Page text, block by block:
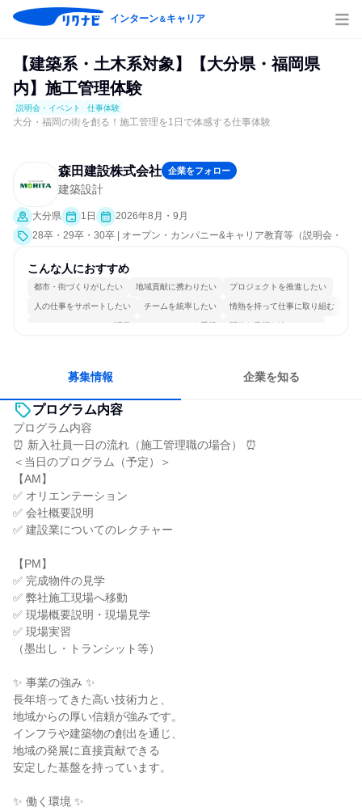
インターン＆キャリア
【建築系・土木系対象】【大分県・福岡県
内】施工管理体験
説明会・イベント 仕事体験
大分・福岡の街を創る！施工管理を1日で体感する仕事体験
森田建設株式会社 企業をフォロー
建築設計
大分県 1日
2026年8月・9月
28卒・29卒・30卒 | オープン・カンパニー&キャリア教育等（説明会・
究]、仕事体験）
こんな人におすすめ
都市・街づくりがしたい 地域貢献に携わりたい プロジェクトを推進したい
人の仕事をサポートしたい チームを統率したい 情熱を持って仕事に取り組む
コミュニケーションが活発 チームワークを重視 明確な目標を追いかける
募集情報 企業を知る
プログラム内容
プログラム内容
⏰ 新入社員一日の流れ（施工管理職の場合） ⏰
＜当日のプログラム（予定）＞
【AM】
✅ オリエンテーション
✅ 会社概要説明
✅ 建設業についてのレクチャー
【PM】
✅ 完成物件の見学
✅ 弊社施工現場へ移動
✅ 現場概要説明・現場見学
✅ 現場実習
（墨出し・トランシット等）
✨ 事業の強み ✨
長年培ってきた高い技術力と、
地域からの厚い信頼が強みです。
インフラや建築物の創出を通じ、
地域の発展に直接貢献できる
安定した基盤を持っています。
✨ 働く環境 ✨